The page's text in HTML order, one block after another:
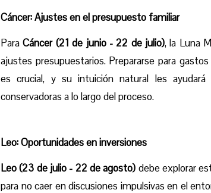
Cáncer: Ajustes en el presupuesto familiar
ParaCáncer (21 de junio - 22 de julio), la Luna
ajustes presupuestarios. Prepararse para
es crucial, y su intuición natural les
conservadoras a lo largo del proceso.
Leo: Oportunidades en inversiones
Leo (23 de julio - 22 de agosto) debe explorar
para no caer en discusiones impulsivas en el